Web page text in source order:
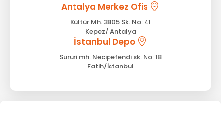
Antalya Merkez Ofis
Kültür Mh. 3805 Sk. No: 41
Kepez/ Antalya
İstanbul Depo
Sururi mh. Necipefendi sk. No: 18
Fatih/İstanbul